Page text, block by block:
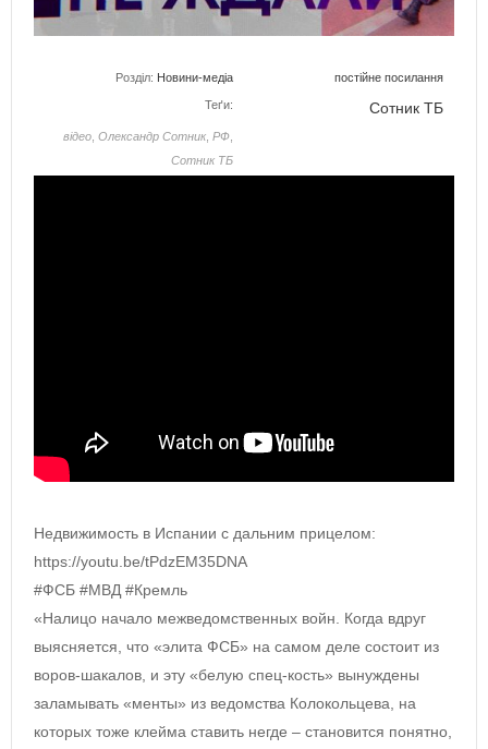
Розділ: Новини-медіа постійне посилання
Теґи:
відео Олександр Сотник РФ
Сотник ТБ
Сотник ТБ
Недвижимость в Испании с дальним прицелом:
https://youtu.be/tPdzEM35DNA
#ФСБ #МВД #Кремль
«Налицо начало межведомственных войн. Когда вдруг
выясняется, что «элита ФСБ» на самом деле состоит из
воров-шакалов, и эту «белую спец-кость» вынуждены
заламывать «менты» из ведомства Колокольцева, на
которых тоже клейма ставить негде – становится понятно,